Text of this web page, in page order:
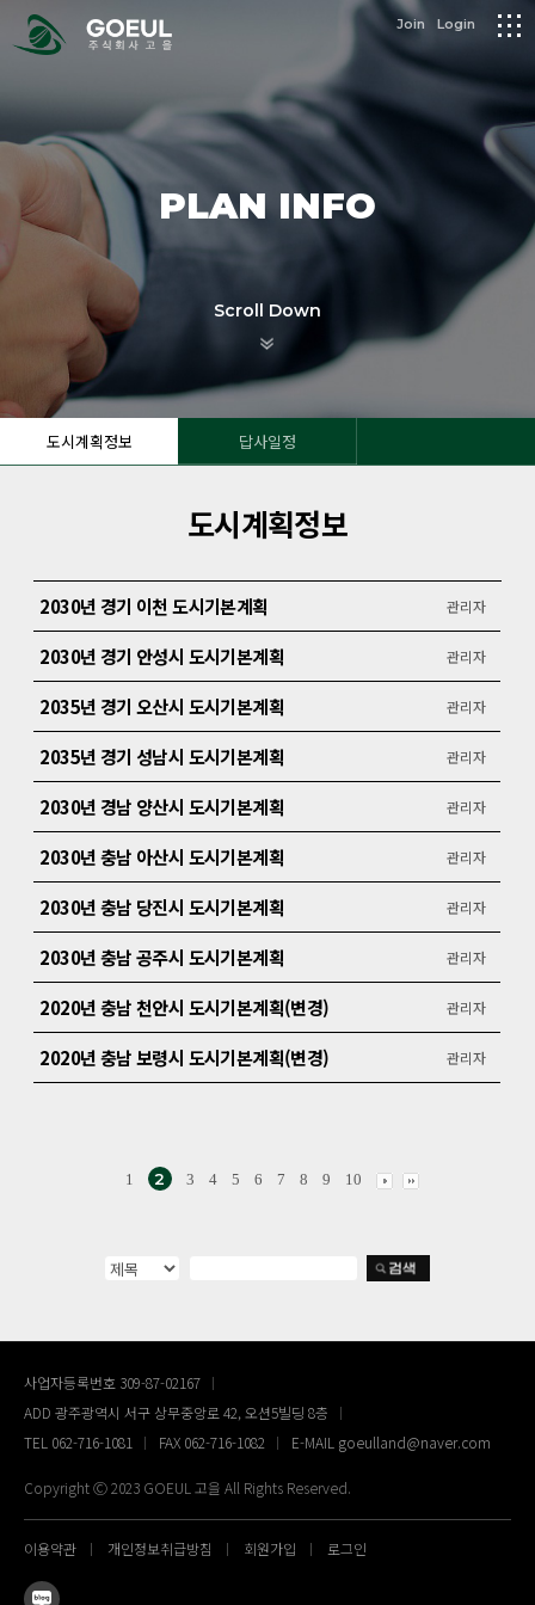
logo Join Login
PLAN INFO
Scroll Down
도시계획정보 답사일정
도시계획정보
2030년 경기 이천 도시기본계획 관리자
2030년 경기 안성시 도시기본계획 관리자
2035년 경기 오산시 도시기본계획 관리자
2035년 경기 성남시 도시기본계획 관리자
2030년 경남 양산시 도시기본계획 관리자
2030년 충남 아산시 도시기본계획 관리자
2030년 충남 당진시 도시기본계획 관리자
2030년 충남 공주시 도시기본계획 관리자
2020년 충남 천안시 도시기본계획(변경) 관리자
2020년 충남 보령시 도시기본계획(변경) 관리자
1 2 3 4 5 6 7 8 9 10
사업자등록번호 309-87-02167
ADD 광주광역시 서구 상무중앙로 42, 오션5빌딩 8층
TEL 062-716-1081
FAX 062-716-1082 E-MAIL goeulland@naver.com
Copyright Ⓒ 2023 GOEUL 고을 All Rights Reserved.
이용약관 개인정보취급방침 회원가입 로그인